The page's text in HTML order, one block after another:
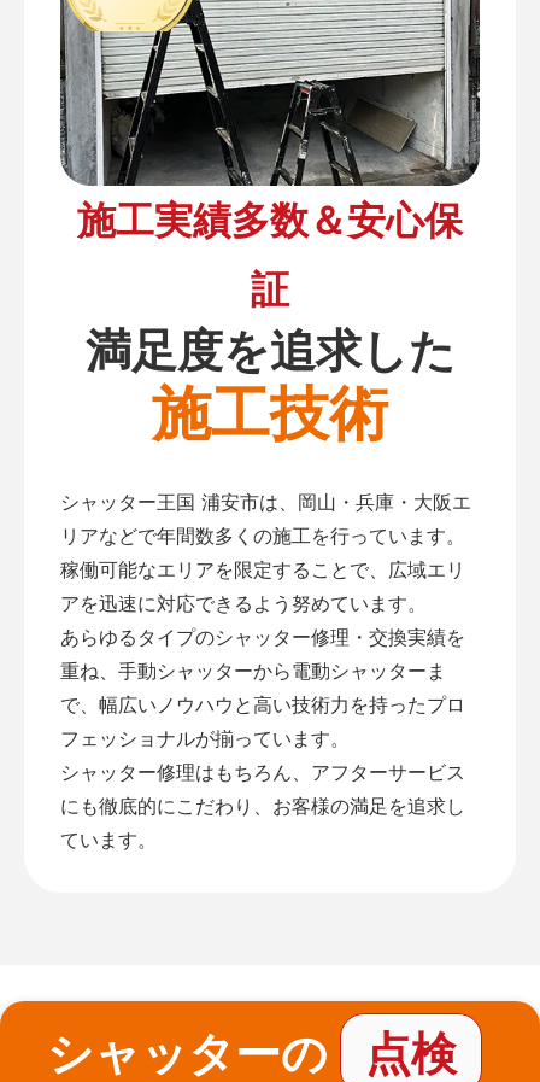
施工実績多数＆安心保
証
満足度を追求した
施工技術
シャッター王国 浦安市は、岡山・兵庫・大阪エ
リアなどで年間数多くの施工を行っています。
稼働可能なエリアを限定することで、広域エリ
アを迅速に対応できるよう努めています。
あらゆるタイプのシャッター修理・交換実績を
重ね、手動シャッターから電動シャッターま
で、幅広いノウハウと高い技術力を持ったプロ
フェッショナルが揃っています。
シャッター修理はもちろん、アフターサービス
にも徹底的にこだわり、お客様の満足を追求し
ています。
シャッターの
点検